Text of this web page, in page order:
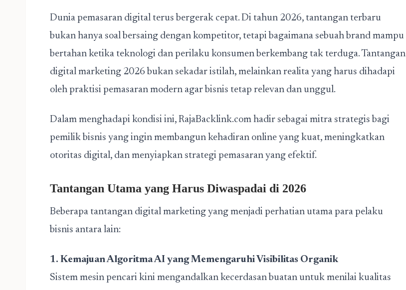
Dunia pemasaran digital terus bergerak cepat. Di tahun 2026, tantangan terbaru
bukan hanya soal bersaing dengan kompetitor, tetapi bagaimana sebuah brand mampu
bertahan ketika teknologi dan perilaku konsumen berkembang tak terduga. Tantangan
digital marketing 2026 bukan sekadar istilah, melainkan realita yang harus dihadapi
oleh praktisi pemasaran modern agar bisnis tetap relevan dan unggul.
Dalam menghadapi kondisi ini, RajaBacklink.com hadir sebagai mitra strategis bagi
pemilik bisnis yang ingin membangun kehadiran online yang kuat, meningkatkan
otoritas digital, dan menyiapkan strategi pemasaran yang efektif.
Tantangan Utama yang Harus Diwaspadai di 2026
Beberapa tantangan digital marketing yang menjadi perhatian utama para pelaku
bisnis antara lain:
1. Kemajuan Algoritma AI yang Memengaruhi Visibilitas Organik
Sistem mesin pencari kini mengandalkan kecerdasan buatan untuk menilai kualitas